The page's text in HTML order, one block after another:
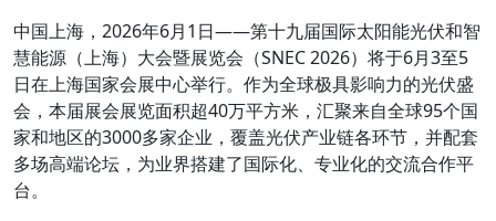
中国上海，2026年6月1日——第十九届国际太阳能光伏和智
慧能源（上海）大会暨展览会（SNEC 2026）将于6月3至5
日在上海国家会展中心举行。作为全球极具影响力的光伏盛
会，本届展会展览面积超40万平方米，汇聚来自全球95个国
家和地区的3000多家企业，覆盖光伏产业链各环节，并配套
多场高端论坛，为业界搭建了国际化、专业化的交流合作平
台。